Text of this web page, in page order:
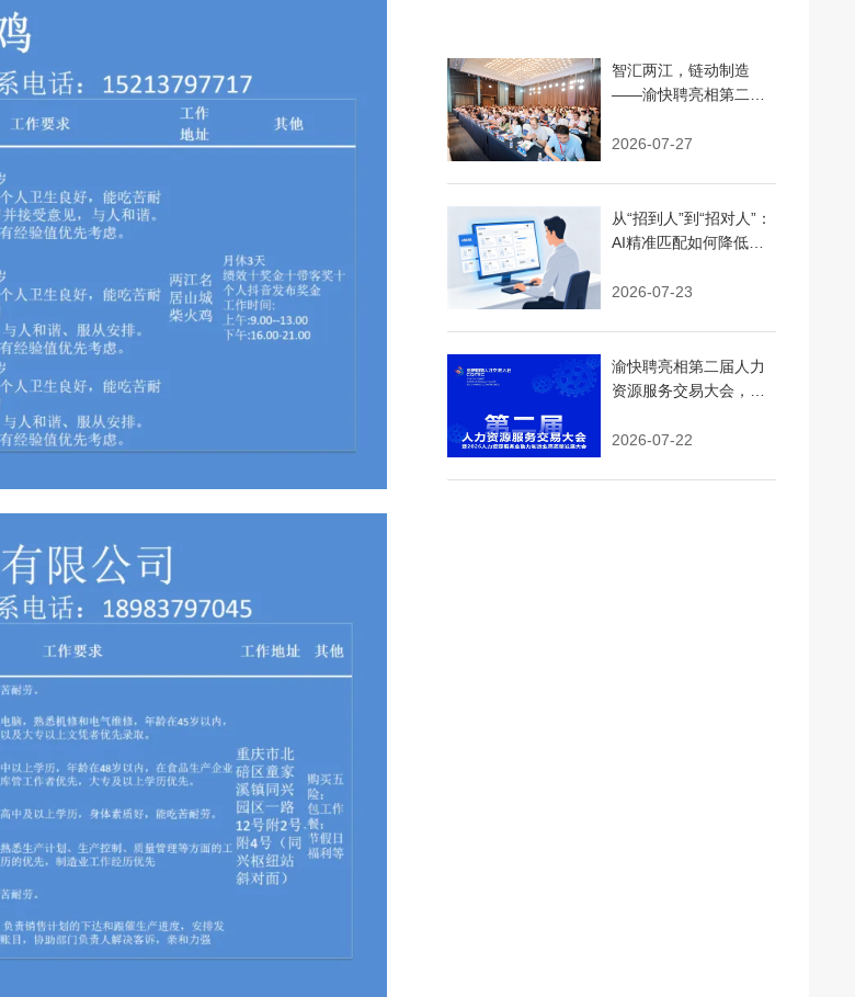
智汇两江，链动制造
——渝快聘亮相第二届
并完成战略签约
2026-07-27
从“招到人”到“招对人”：
AI精准匹配如何降低企
2026-07-23
渝快聘亮相第二届人力
资源服务交易大会，AI
行业新浪潮
2026-07-22